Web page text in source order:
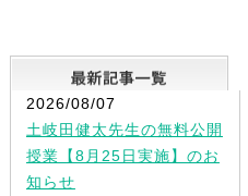
2026/08/07
土岐田健太先生の無料公開
授業【8月25日実施】のお
知らせ